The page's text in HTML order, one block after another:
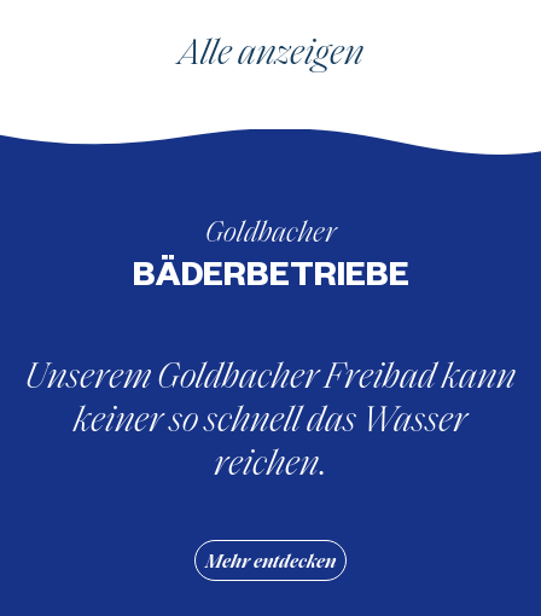
Alle anzeigen
Goldbacher
BÄDERBETRIEBE
Unserem Goldbacher Freibad kann
keiner so schnell das Wasser
reichen.
Mehr entdecken